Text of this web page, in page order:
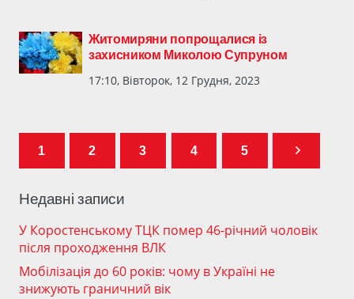
Житомиряни попрощалися із
захисником Миколою Супруном
17:10, Вівторок, 12 Грудня, 2023
1 2 3 4 5
Недавні записи
У Коростенському ТЦК помер 46-річний чоловік
після проходження ВЛК
Мобілізація до 60 років: чому в Україні не
знижують граничний вік